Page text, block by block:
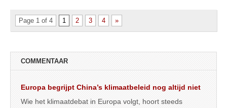
Page 1 of 4 1 2 3 4 »
COMMENTAAR
Europa begrijpt China’s klimaatbeleid nog altijd niet
Wie het klimaatdebat in Europa volgt, hoort steeds